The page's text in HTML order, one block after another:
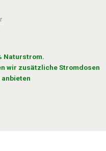
Naturstrom.
wir zusätzliche Stromdosen
anbieten